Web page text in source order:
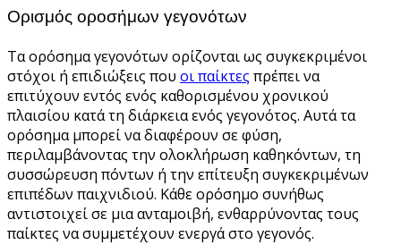
Ορισμός οροσήμων γεγονότων
Τα ορόσημα γεγονότων ορίζονται ως συγκεκριμένοι
στόχοι ή επιδιώξεις που οι παίκτες πρέπει να
επιτύχουν εντός ενός καθορισμένου χρονικού
πλαισίου κατά τη διάρκεια ενός γεγονότος. Αυτά τα
ορόσημα μπορεί να διαφέρουν σε φύση,
περιλαμβάνοντας την ολοκλήρωση καθηκόντων, τη
συσσώρευση πόντων ή την επίτευξη συγκεκριμένων
επιπέδων παιχνιδιού. Κάθε ορόσημο συνήθως
αντιστοιχεί σε μια ανταμοιβή, ενθαρρύνοντας τους
παίκτες να συμμετέχουν ενεργά στο γεγονός.